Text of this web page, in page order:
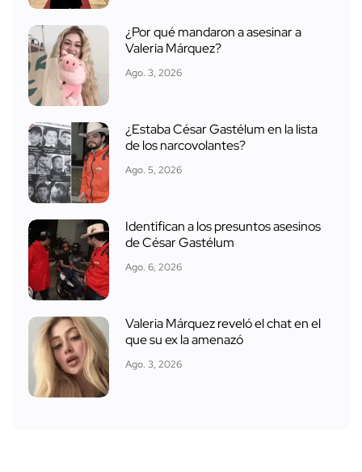
¿Por qué mandaron a asesinar a
Valeria Márquez?
Ago. 3, 2026
¿Estaba César Gastélum en la lista
de los narcovolantes?
Ago. 5, 2026
Identifican a los presuntos asesinos
de César Gastélum
Ago. 6, 2026
Valeria Márquez reveló el chat en el
que su ex la amenazó
Ago. 3, 2026